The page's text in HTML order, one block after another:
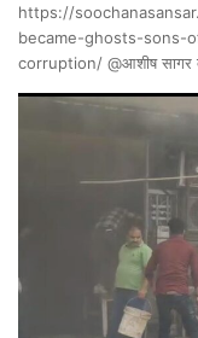
https://
became-ghosts-sons-
corruption/ @आशीष सागर